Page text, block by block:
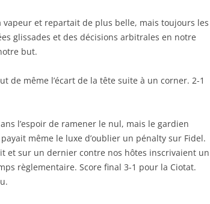
vapeur et repartait de plus belle, mais toujours les
glissades et des décisions arbitrales en notre
but.
de même l’écart de la tête suite à un corner. 2-1
l’espoir de ramener le nul, mais le gardien
même le luxe d’oublier un pénalty sur Fidel.
et sur un dernier contre nos hôtes inscrivaient un
règlementaire. Score final 3-1 pour la Ciotat.